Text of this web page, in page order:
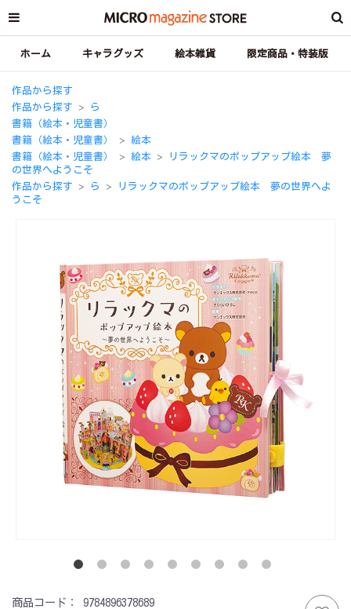
ホーム キャラグッズ 絵本雑貨 限定商品・特装版
作品から探す
作品から探す
＞
ら
書籍（絵本・児童書）
書籍（絵本・児童書）
＞
絵本
書籍（絵本・児童書）
＞ 絵本 ＞
リラックマのポップアップ絵本 夢
の世界へようこそ
作品から探す
＞ ら ＞
リラックマのポップアップ絵本 夢の世界へよ
うこそ
商品コード： 9784896378689